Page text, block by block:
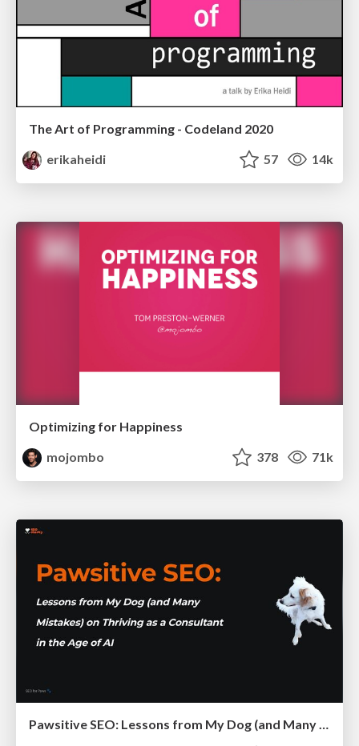
The Art of Programming - Codeland 2020
erikaheidi
57 14k
Optimizing for Happiness
mojombo
378 71k
Pawsitive SEO: Lessons from My Dog (and Many Mistakes) on Thriving as a Consultant in the Age of AI